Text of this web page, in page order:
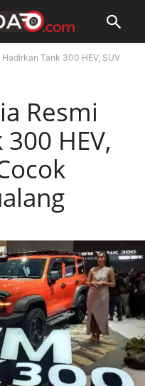
Tank 300 HEV, SUV
Resmi
HEV,